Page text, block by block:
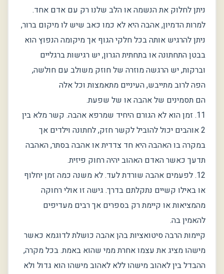
ניתן לחלוק את הנשמה או הלב שלנו רק עם אדם אחד.
למרות הדמיון, אהבה היא לא כמו כאב שיש לו מיקום ברור,
ניתן להרגיש אותה בכל חלקי הגוף אך מיקומה הנפוץ הוא
בבטן התחתונה או בתחתית הגרון, יש רגישות ברגליים
וברקות, יש הרגשה מוזרה של חוזק משולב עם חולשה,
הפה לרוב מתייבש, העיניים מתאמצות וכל אלה
הם תסמינים של אהבה או של שפעת.
11. זמן הוא לא הגורם היחיד שמרפא אהבה. קשר מלא בין
2 אוהבים יכול להוביל לקשר חזק, לחתונה וילדים אך
במקרה בו האהבה היא חד צדדית או אהבה בסתר, האהבה
תדעך כאשר האדם האהוב יהיה רחוק פיזית.
12. לפעמים אהבה שורדת לעד. לא משנה כמה זמן יחלוף
או באילו קשיים נתקלתם בדרך. גישה זו אולי רחוקה
מהמציאות או קיימת רק בספרים אך רבים מעדיפים
להאמין בה.
קיימות הרבה סיטואציות בהן אהבה כושלת לדוגמא כאשר
מישהו מציג את עצמו אחרת ממי שהוא באמת. בכל מקרה,
ההבדל בין לאהוב מישהו ללא לאהוב מישהו הוא גדול ולא